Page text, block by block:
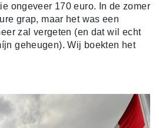
ongeveer 170 euro. In de zomer
grap, maar het was een
zal vergeten (en dat wil echt
geheugen). Wij boekten het